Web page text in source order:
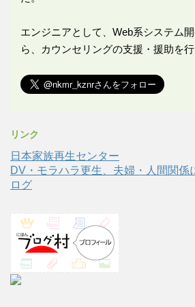
エンジニアとして、Web系システム
ら、カウンセリングの支援・援助を行
リンク
日本家族再生センター
DV・モラハラ更生、夫婦・人間関係
ログ